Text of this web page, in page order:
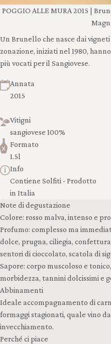
POGGIO ALLE MURA 2015 |
Un Brunello che nasce dai
zonazione, iniziati nel 1980,
più vocati per il Sangiovese.
Annata
2015
Vitigni
sangiovese 100%
Formato
1.5l
Info
Contiene Solfiti - Prodotto
in Italia
Note di degustazione
Colore: rosso malva, intenso e
Profumo: complesso ma
dolce, prugna, ciliegia,
sentori di cioccolato, scatola di
Sapore: corpo muscoloso e
morbidezza, tannini dolcissimi e
Abbinamenti
Ideale accompagnamento di
formaggi stagionati, quale vino
invecchiamento.
Perché ci piace